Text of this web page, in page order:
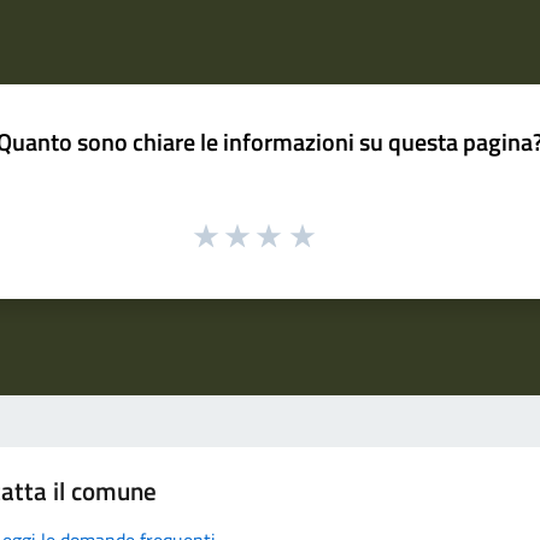
sono chiare le informazioni su questa
il comune